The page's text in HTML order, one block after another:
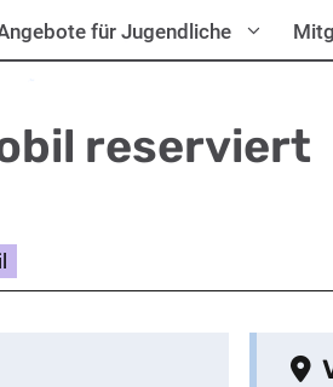
für Jugendliche
reserviert